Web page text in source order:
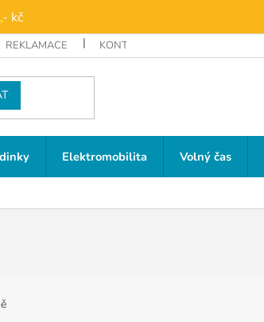
kč
REKLAMACE KONTAKTY
Elektromobilita Volný čas